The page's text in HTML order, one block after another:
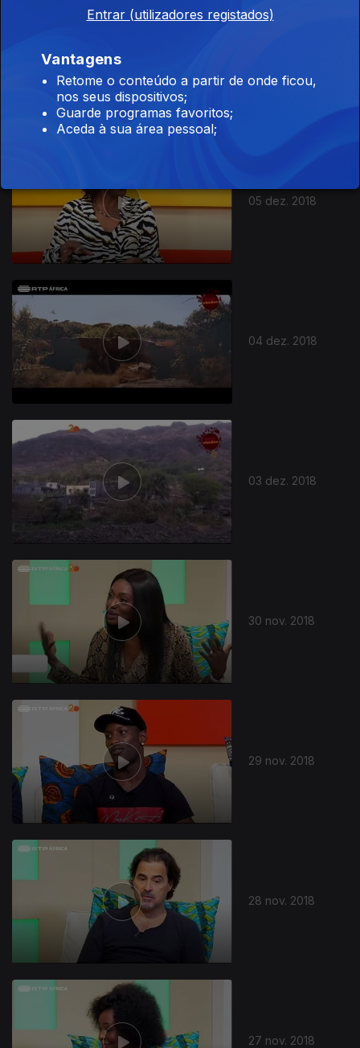
05 dez. 2018
04 dez. 2018
03 dez. 2018
30 nov. 2018
29 nov. 2018
28 nov. 2018
376859
27 nov. 2018
Entrar (utilizadores registados)
Vantagens
Retome o conteúdo a partir de onde ficou,
nos seus dispositivos;
Guarde programas favoritos;
Aceda à sua área pessoal;